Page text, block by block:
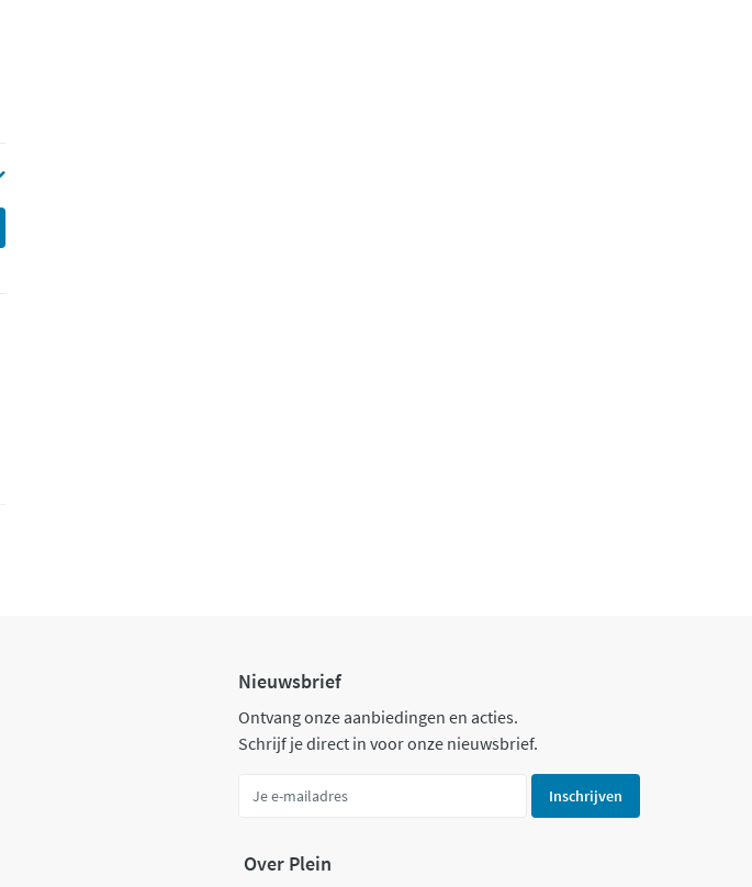
Nieuwsbrief
Ontvang onze aanbiedingen en acties.
Schrijf je direct in voor onze nieuwsbrief.
Inschrijven
Over Plein